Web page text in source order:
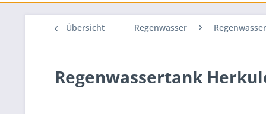
Übersicht Regenwasser
Regenwassertank